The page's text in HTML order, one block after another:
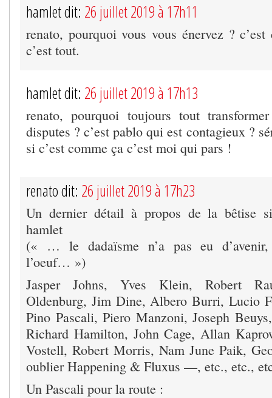
hamlet dit: 26 juillet 2019 à 17h11
renato, pourquoi vous vous énervez ?
c’est tout.
hamlet dit: 26 juillet 2019 à 17h13
renato, pourquoi toujours tout
disputes ? c’est pablo qui est contagieux ?
si c’est comme ça c’est moi qui pars !
renato dit: 26 juillet 2019 à 17h23
Un dernier détail à propos de la bêtise
hamlet
(« … le dadaïsme n’a pas eu
l’oeuf… »)
Jasper Johns, Yves Klein, Robert
Oldenburg, Jim Dine, Albero Burri, Lucio
Pino Pascali, Piero Manzoni, Joseph
Richard Hamilton, John Cage, Allan
Vostell, Robert Morris, Nam June Paik,
oublier Happening & Fluxus —, etc., etc.,
Un Pascali pour la route :